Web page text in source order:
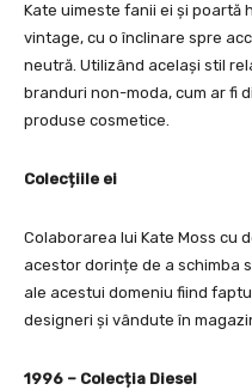
Kate uimeste fanii ei și poartă
vintage, cu o înclinare spre
neutră. Utilizând același stil
branduri non-moda, cum ar fi
produse cosmetice.
Colecțiile ei
Colaborarea lui Kate Moss cu
acestor dorințe de a schimba
ale acestui domeniu fiind
designeri și vândute în
1996 – Colecția Diesel